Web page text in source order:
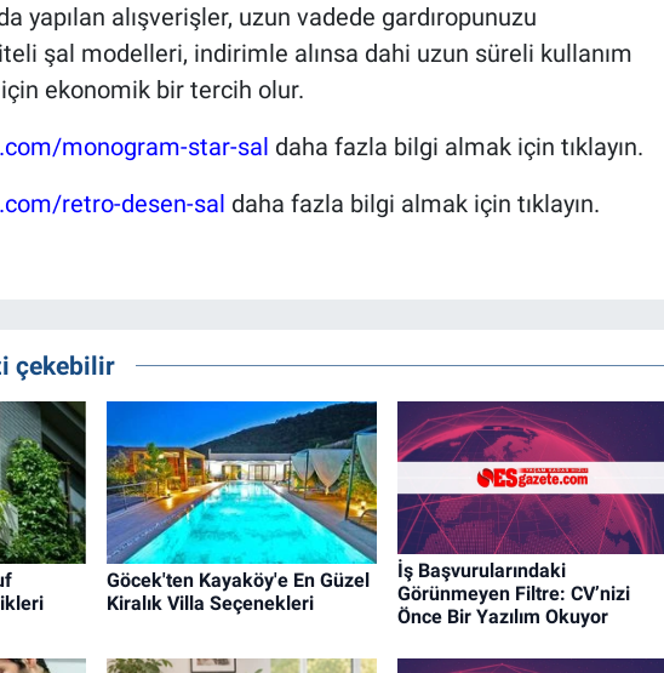
yapılan alışverişler, uzun vadede gardıropunuzu
şal modelleri, indirimle alınsa dahi uzun süreli kullanım
ekonomik bir tercih olur.
monogram-star-sal daha fazla bilgi almak için tıklayın.
retro-desen-sal daha fazla bilgi almak için tıklayın.
çekebilir
Göcek'ten Kayaköy'e En Güzel
Kiralık Villa Seçenekleri
İş Başvurularındaki
Görünmeyen Filtre: CV’nizi
Önce Bir Yazılım Okuyor